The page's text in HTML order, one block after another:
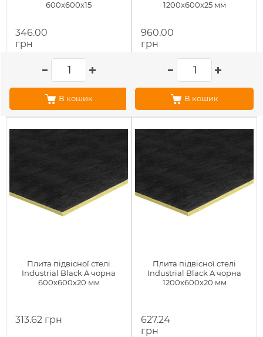
600x600x15
346.00
грн
В кошик
1200x600x25 мм
960.00
грн
В кошик
Плита підвісної стелі
Industrial Black A чорна
600х600х20 мм
313.62 грн
Плита підвісної стелі
Industrial Black A чорна
1200х600х20 мм
627.24
грн